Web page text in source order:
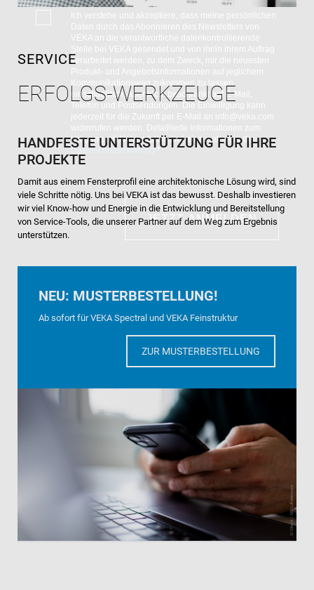
SERVICE
ERFOLGS-WERKZEUGE
HANDFESTE UNTERSTÜTZUNG FÜR IHRE
PROJEKTE
Damit aus einem Fensterprofil eine architektonische Lösung wird, sind
viele Schritte nötig. Uns bei VEKA ist das bewusst. Deshalb investieren
wir viel Know-how und Energie in die Entwicklung und Bereitstellung
von Service-Tools, die unserer Partner auf dem Weg zum Ergebnis
unterstützen.
NEU: MUSTERBESTELLUNG!
Ab sofort für VEKA Spectral und VEKA Feinstruktur
ZUR MUSTERBESTELLUNG
a
M
*
V
-
E
v
e
s
t
ä
n
d
i
Ich verstehe und akzeptiere, dass meine persönlichen
Daten durch das Abonnieren des Newsletters von
VEKA an die verantwortliche datenkontrollierende
Stelle bei VEKA gesendet und von ihr/in ihrem Auftrag
verarbeitet werden, zu dem Zweck, mir die neuesten
Produkt- und Angebotsinformationen auf jeglichem
Kommunikationsweg zukommen zu lassen,
einschließlich, aber nicht beschränkt auf E-Mail,
Telefon und Postsendungen. Die Einwilligung kann
jederzeit für die Zukunft per E-Mail an info@veka.com
widerrufen werden. Detaillierte Informationen zum
Umgang mit Nutzerdaten sind einzusehen in der
Datenschutzerklärung
JETZT ANMELDEN